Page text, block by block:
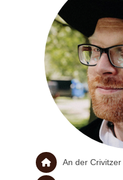
An der